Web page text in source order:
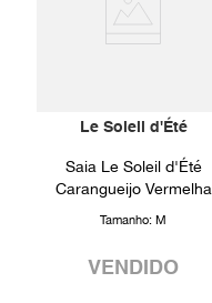
Le Soleil d'Été
Saia Le Soleil d'Été
Carangueijo Vermelha
Tamanho: M
VENDIDO